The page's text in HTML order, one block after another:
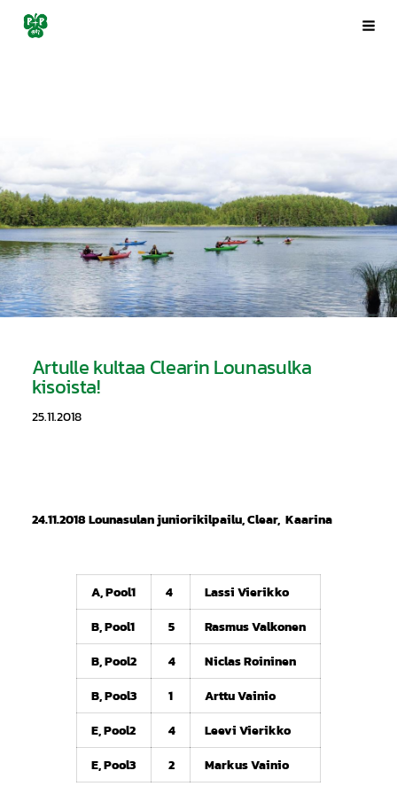
Siirry
sivun
Porin Pyrintö ry
Artulle kultaa Clearin Lounasulka
kisoista!
25.11.2018
24.11.2018 Lounasulan juniorikilpailu, Clear, Kaarina
A, Pool1 4
Lassi Vierikko
B, Pool1
5
Rasmus Valkonen
B, Pool2
4
Niclas Roininen
B, Pool3
1
Arttu Vainio
E, Pool2
4
Leevi Vierikko
E, Pool3
2 Markus Vainio